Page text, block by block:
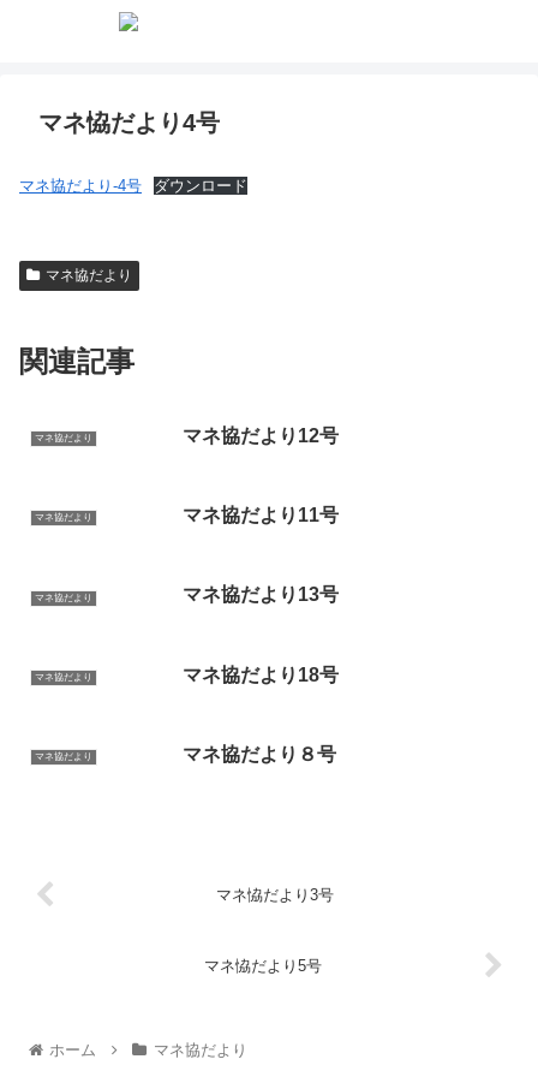
マネ恊だより4号
マネ協だより-4号 ダウンロード
マネ協だより
関連記事
マネ協だより マネ協だより12号
マネ協だより マネ協だより11号
マネ協だより マネ協だより13号
マネ協だより マネ協だより18号
マネ協だより マネ協だより８号
マネ恊だより3号
マネ恊だより5号
ホーム マネ協だより